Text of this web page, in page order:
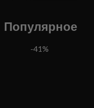
Популярное
-41%